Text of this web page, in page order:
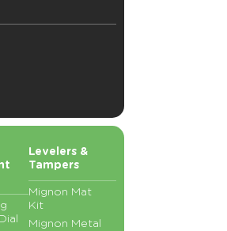
Levelers &
Tampers
Mignon Mat
Kit
Mignon Metal